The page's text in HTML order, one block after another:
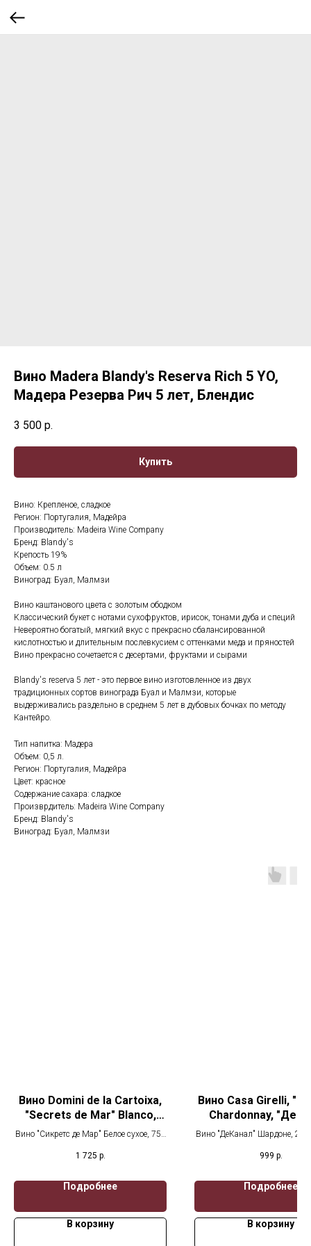
Вино Madera Blandy's Reserva Rich 5 YO,
Мадера Резерва Рич 5 лет, Блендис
3 500 р.
Купить
Вино: Крепленое, сладкое
Регион: Португалия, Мадейра
Производитель: Madeira Wine Company
Бренд: Blandy's
Крепость 19%
Объем: 0.5 л
Виноград: Буал, Малмзи
Вино каштанового цвета с золотым ободком
Классический букет с нотами сухофруктов, ирисок, тонами дуба и специй
Невероятно богатый, мягкий вкус с прекрасно сбалансированной
кислотностью и длительным послевкусием с оттенками меда и пряностей
Вино прекрасно сочетается с десертами, фруктами и сырами
Blandy's reserva 5 лет - это первое вино изготовленное из двух
традиционных сортов винограда Буал и Малмзи, которые
выдерживались раздельно в среднем 5 лет в дубовых бочках по методу
Кантейро.
Тип напитка: Мадера
Объем: 0,5 л.
Регион: Португалия, Мадейра
Цвет: красное
Содержание сахара: сладкое
Произврдитель: Madeira Wine Company
Бренд: Blandy's
Виноград: Буал, Малмзи
Вино Domini de la Cartoixa,
"Secrets de Mar" Blanco,
Terra Alta DO, "Сикретс де
Вино "Сикретс де Мар" Белое сухое, 750
1 725 р.
Подробнее
В корзину
Вино Casa Girelli,
Chardonnay,
Шардоне
Вино "ДеКанал" Шардоне,
999 р.
Подробнее
В корзину